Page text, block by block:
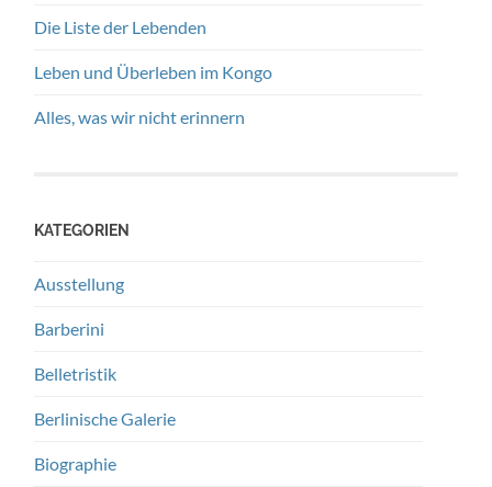
Die Liste der Lebenden
Leben und Überleben im Kongo
Alles, was wir nicht erinnern
KATEGORIEN
Ausstellung
Barberini
Belletristik
Berlinische Galerie
Biographie